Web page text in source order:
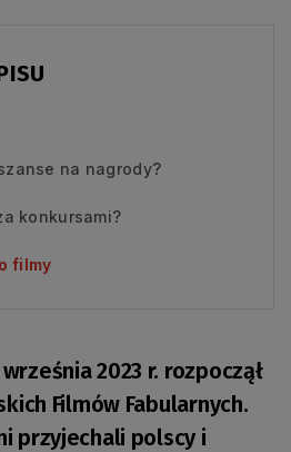
na nagrody?
konkursami?
filmy
2023 r. rozpoczął
Filmów Fabularnych.
przyjechali polscy i